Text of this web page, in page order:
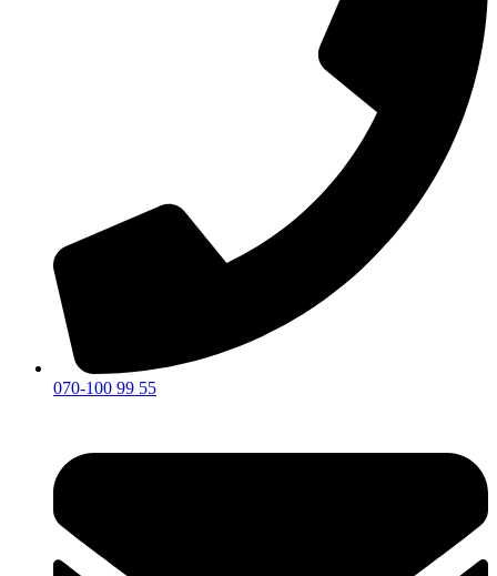
070-100 99 55